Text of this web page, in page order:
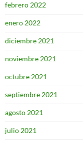
febrero 2022
enero 2022
diciembre 2021
noviembre 2021
octubre 2021
septiembre 2021
agosto 2021
julio 2021